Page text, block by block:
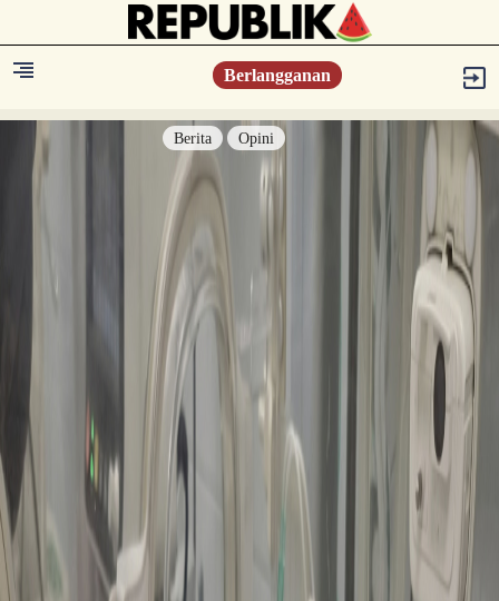
Berlangganan
Berita Opini
Islam Digest
Konsultasi Syariah
Resonansi
Sejarah
Lensa